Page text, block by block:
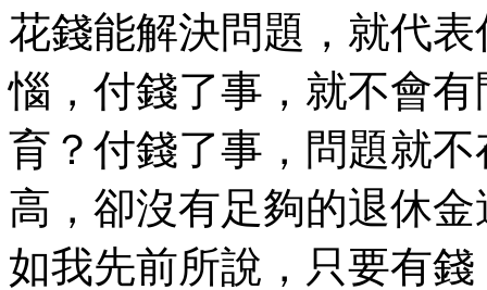
花錢能解決問題，就代
惱，付錢了事，就不會
育？付錢了事，問題就
高，卻沒有足夠的退休
如我先前所說，只要有